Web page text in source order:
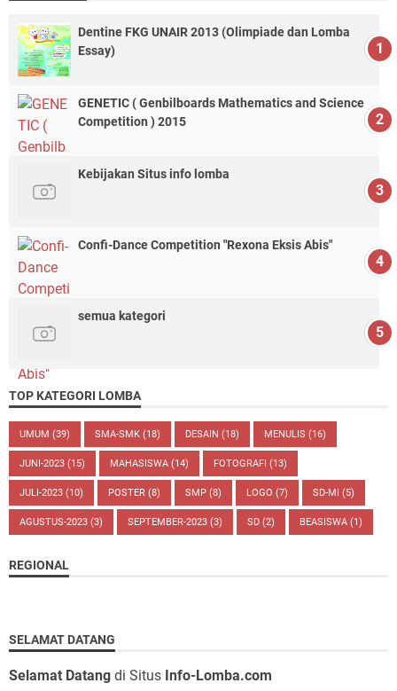
Dentine FKG UNAIR 2013 (Olimpiade dan Lomba
Essay)
GENETIC ( Genbilboards Mathematics and Science
Competition ) 2015
Kebijakan Situs info lomba
Confi-Dance Competition "Rexona Eksis Abis"
semua kategori
TOP KATEGORI LOMBA
UMUM (39) SMA-SMK (18) DESAIN (18) MENULIS (16)
JUNI-2023 (15) MAHASISWA (14) FOTOGRAFI (13)
JULI-2023 (10) POSTER (8) SMP (8) LOGO (7) SD-MI (5)
AGUSTUS-2023 (3) SEPTEMBER-2023 (3) SD (2) BEASISWA (1)
REGIONAL
SELAMAT DATANG
Selamat Datang di Situs Info-Lomba.com